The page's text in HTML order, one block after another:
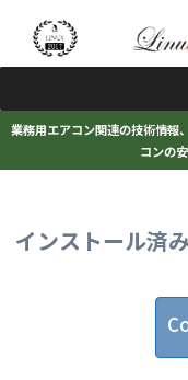
業務用エアコン関連の技術情報
コンの
インストール済